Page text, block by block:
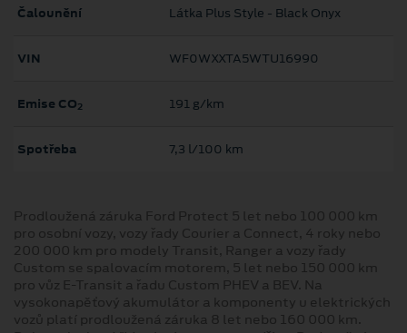
Čalounění Látka Plus Style - Black Onyx
VIN WF0WXXTA5WTU16990
Emise CO2 191 g/km
Spotřeba 7,3 l/100 km
Prodloužená záruka Ford Protect 5 let nebo 100 000 km
pro osobní vozy, vozy řady Courier a Connect, 4 roky nebo
200 000 km pro modely Transit, Ranger a vozy řady
Custom se spalovacím motorem, 5 let nebo 150 000 km
pro vůz E-Transit a řadu Custom PHEV a BEV. Na
vysokonapěťový akumulátor a komponenty u elektrických
vozů platí prodloužená záruka 8 let nebo 160 000 km.